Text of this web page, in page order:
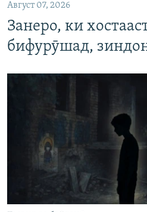
Август 07, 2026
Занеро, ки
бифурӯшад,